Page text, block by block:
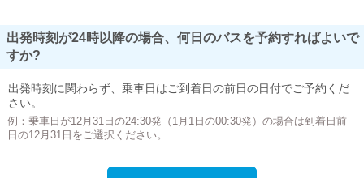
出発時刻が24時以降の場合、何日のバスを予約すればよいで
すか?
出発時刻に関わらず、乗車日はご到着日の前日の日付でご予約くだ
さい。
例：乗車日が12月31日の24:30発（1月1日の00:30発）の場合は到着日前
日の12月31日をご選択ください。